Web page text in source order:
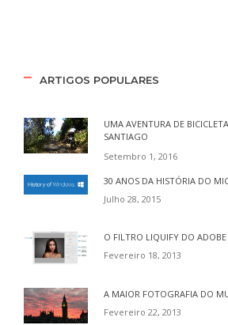
ARTIGOS POPULARES
UMA AVENTURA DE
SANTIAGO
Setembro 1, 2016
30 ANOS DA HISTÓRIA DO
Julho 28, 2015
O FILTRO LIQUIFY DO
Fevereiro 18, 2013
A MAIOR FOTOGRAFIA DO
Fevereiro 22, 2013